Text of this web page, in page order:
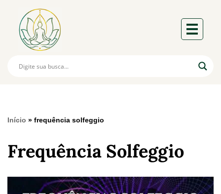
Início » frequência solfeggio
Frequência Solfeggio